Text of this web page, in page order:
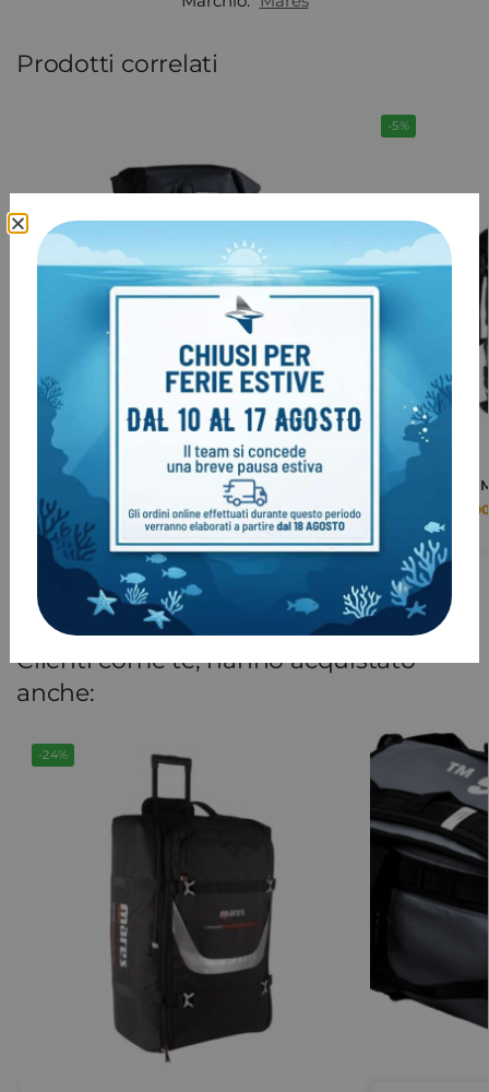
Prodotti correlati
Prodotto esaurito
Zaino SANTI STAY DRY BACK PACK
€104,00
-5%
Borsa Mares
109,00
Clienti come te, hanno acquistato
anche:
-24%